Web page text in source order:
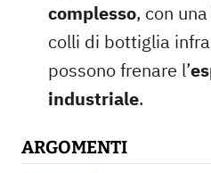
complesso, con una
colli di bottiglia
possono frenare l’
industriale.
ARGOMENTI